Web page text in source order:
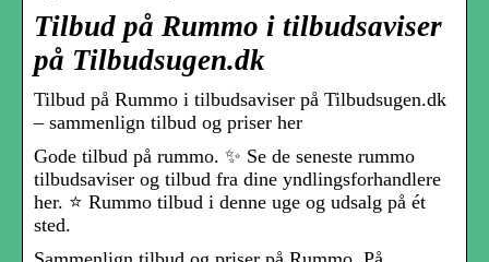
Tilbud på Rummo i tilbudsaviser
på Tilbudsugen.dk
Tilbud på Rummo i tilbudsaviser på Tilbudsugen.dk
– sammenlign tilbud og priser her
Gode tilbud på rummo. ✨ Se de seneste rummo
tilbudsaviser og tilbud fra dine yndlingsforhandlere
her. ⭐ Rummo tilbud i denne uge og udsalg på ét
sted.